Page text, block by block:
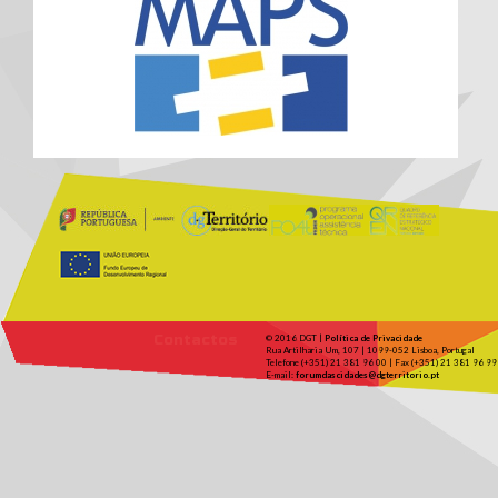
© 2016 DGT | Política de Privacidade
Rua Artilharia Um, 107 | 1099-052 Lisboa, Portugal
Telefone (+351) 21 381 96 00 | Fax (+351) 21 381 96 99
E-mail: forumdascidades@dgterritorio.pt